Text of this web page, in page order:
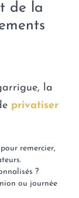
de la
la
privatiser
remercier,
?
ou journée